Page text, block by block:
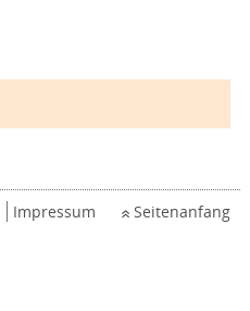
Impressum Seitenanfang